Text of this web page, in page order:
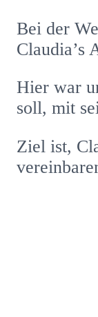
Bei der
Claudia’s
Hier war
soll, mit
Ziel ist,